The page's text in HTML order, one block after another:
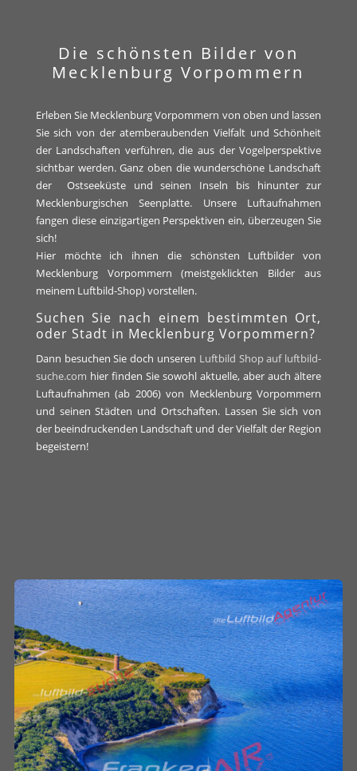
Die schönsten Bilder von
Mecklenburg Vorpommern
Erleben Sie Mecklenburg Vorpommern von oben und lassen
Sie sich von der atemberaubenden Vielfalt und Schönheit
der Landschaften verführen, die aus der Vogelperspektive
sichtbar werden. Ganz oben die wunderschöne Landschaft
der Ostseeküste und seinen Inseln bis hinunter zur
Mecklenburgischen Seenplatte. Unsere Luftaufnahmen
fangen diese einzigartigen Perspektiven ein, überzeugen Sie
sich!
Hier möchte ich ihnen die schönsten Luftbilder von
Mecklenburg Vorpommern (meistgeklickten Bilder aus
meinem Luftbild-Shop) vorstellen.
Suchen Sie nach einem bestimmten Ort,
oder Stadt in Mecklenburg Vorpommern?
Dann besuchen Sie doch unseren Luftbild Shop auf luftbild-
suche.com hier finden Sie sowohl aktuelle, aber auch ältere
Luftaufnahmen (ab 2006) von Mecklenburg Vorpommern
und seinen Städten und Ortschaften. Lassen Sie sich von
der beeindruckenden Landschaft und der Vielfalt der Region
begeistern!